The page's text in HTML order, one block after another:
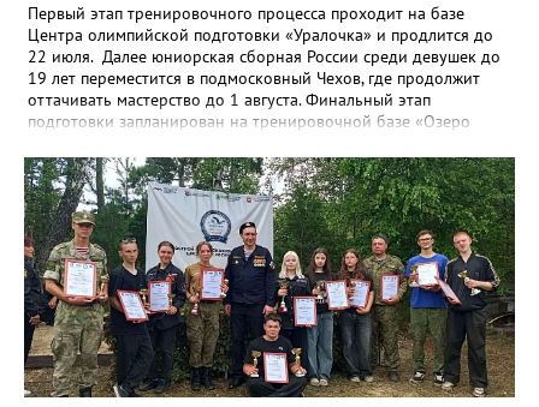
Первый этап тренировочного процесса проходит на базе
Центра олимпийской подготовки «Уралочка» и продлится до
22 июля. Далее юниорская сборная России среди девушек до
19 лет переместится в подмосковный Чехов, где продолжит
оттачивать мастерство до 1 августа. Финальный этап
подготовки запланирован на тренировочной базе «Озеро
испанском городе Пуэрто-де-ла-Крус. Национальную сборную
на этом турнире возглавит тренер златоустовской «Уралочки»
Дмитрий Андреев.